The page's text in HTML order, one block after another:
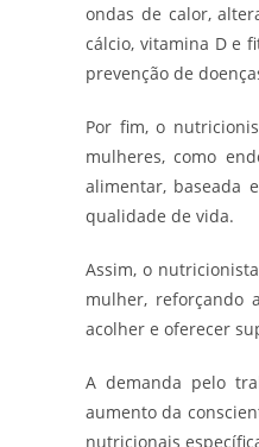
ondas de calor,
cálcio, vitamina D e
prevenção de
Por fim, o
mulheres, como
alimentar, baseada
qualidade de vida.
Assim, o
mulher, reforçando
acolher e oferecer
A demanda pelo
aumento da
nutricionais